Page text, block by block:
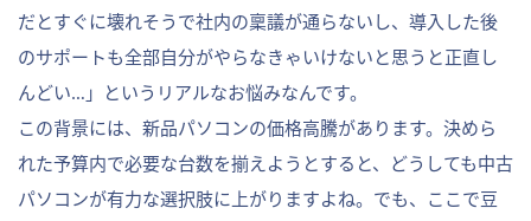
だとすぐに壊れそうで社内の稟議が通らないし、導入した後
のサポートも全部自分がやらなきゃいけないと思うと正直し
んどい…」というリアルなお悩みなんです。
この背景には、新品パソコンの価格高騰があります。決めら
れた予算内で必要な台数を揃えようとすると、どうしても中古
パソコンが有力な選択肢に上がりますよね。でも、ここで豆